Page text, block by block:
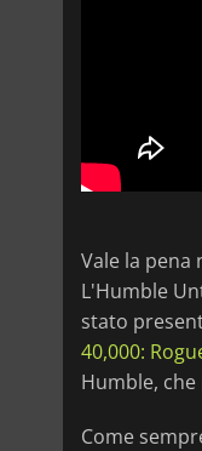
Vale la
L'Humble
stato
40,000:
Humble,
Come